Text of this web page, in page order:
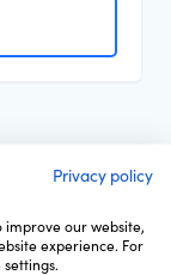
Privacy policy
our website,
experience. For